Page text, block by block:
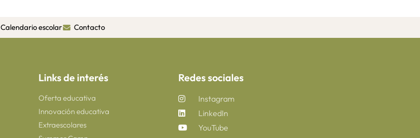
Calendario escolar Contacto
Links de interés
Oferta educativa
Innovación educativa
Extraescolares
Redes sociales
Instagram
LinkedIn
YouTube